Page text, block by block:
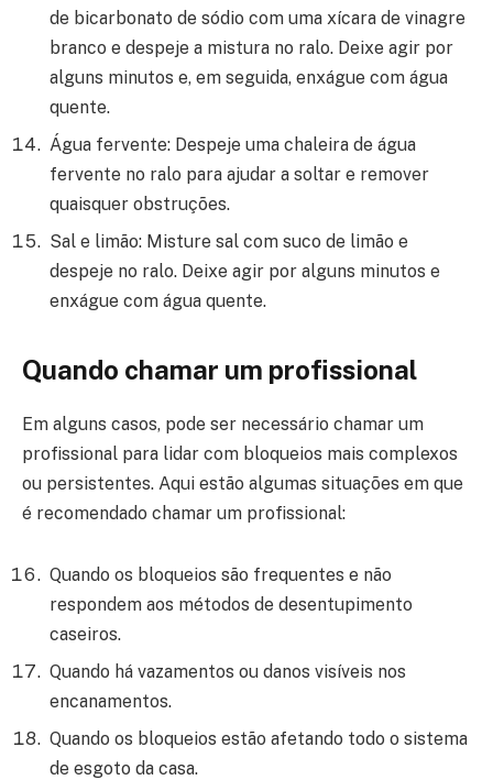
de bicarbonato de sódio com uma xícara de vinagre
branco e despeje a mistura no ralo. Deixe agir por
alguns minutos e, em seguida, enxágue com água
quente.
Água fervente: Despeje uma chaleira de água
fervente no ralo para ajudar a soltar e remover
quaisquer obstruções.
Sal e limão: Misture sal com suco de limão e
despeje no ralo. Deixe agir por alguns minutos e
enxágue com água quente.
Quando chamar um profissional
Em alguns casos, pode ser necessário chamar um
profissional para lidar com bloqueios mais complexos
ou persistentes. Aqui estão algumas situações em que
é recomendado chamar um profissional:
Quando os bloqueios são frequentes e não
respondem aos métodos de desentupimento
caseiros.
Quando há vazamentos ou danos visíveis nos
encanamentos.
Quando os bloqueios estão afetando todo o sistema
de esgoto da casa.